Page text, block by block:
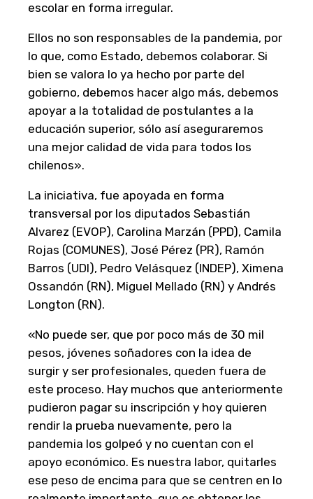
escolar en forma irregular.
Ellos no son responsables de la pandemia, por
lo que, como Estado, debemos colaborar. Si
bien se valora lo ya hecho por parte del
gobierno, debemos hacer algo más, debemos
apoyar a la totalidad de postulantes a la
educación superior, sólo así aseguraremos
una mejor calidad de vida para todos los
chilenos».
La iniciativa, fue apoyada en forma
transversal por los diputados Sebastián
Alvarez (EVOP), Carolina Marzán (PPD), Camila
Rojas (COMUNES), José Pérez (PR), Ramón
Barros (UDI), Pedro Velásquez (INDEP), Ximena
Ossandón (RN), Miguel Mellado (RN) y Andrés
Longton (RN).
«No puede ser, que por poco más de 30 mil
pesos, jóvenes soñadores con la idea de
surgir y ser profesionales, queden fuera de
este proceso. Hay muchos que anteriormente
pudieron pagar su inscripción y hoy quieren
rendir la prueba nuevamente, pero la
pandemia los golpeó y no cuentan con el
apoyo económico. Es nuestra labor, quitarles
ese peso de encima para que se centren en lo